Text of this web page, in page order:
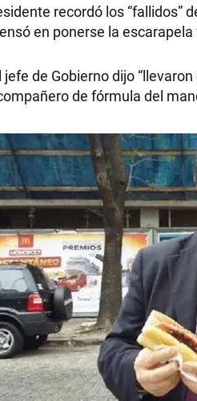
recordó los “fallidos”
en ponerse la escarapela
de Gobierno dijo
de fórmula del